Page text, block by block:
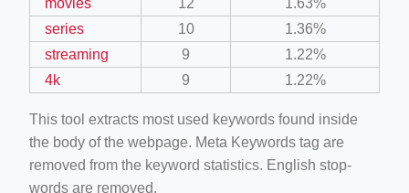
movies
12
1.63%
series
10
1.36%
streaming
9
1.22%
4k
9 1.22%
This tool extracts most used keywords found inside
the body of the webpage. Meta Keywords tag are
removed from the keyword statistics. English stop-
words are removed.